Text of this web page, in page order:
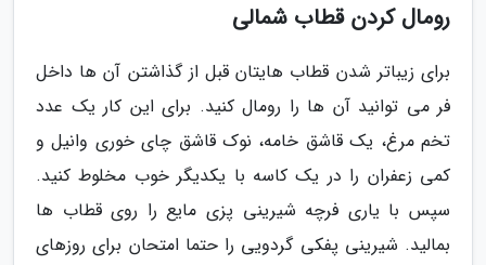
رومال کردن قطاب شمالی
برای زیباتر شدن قطاب هایتان قبل از گذاشتن آن ها داخل
فر می توانید آن ها را رومال کنید. برای این کار یک عدد
تخم مرغ، یک قاشق خامه، نوک قاشق چای خوری وانیل و
کمی زعفران را در یک کاسه با یکدیگر خوب مخلوط کنید.
سپس با یاری فرچه شیرینی پزی مایع را روی قطاب ها
بمالید. شیرینی پفکی گردویی را حتما امتحان برای روزهای